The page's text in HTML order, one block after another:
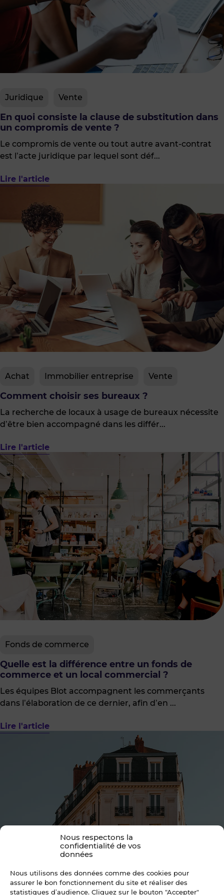
Nous respectons la
confidentialité de vos
données
Nous utilisons des données comme des cookies pour
assurer le bon fonctionnement du site et réaliser des
statistiques d’audience. Cliquez sur le bouton "Accepter"
Juridique Vente
En quoi consiste la clause de substitution dans
un compromis de vente ?
Le compromis de vente ou tout autre avant-contrat
est l’acte juridique par lequel sont déf...
Lire l'article
Achat Immobilier entreprise Vente
Comment choisir ses bureaux ?
La recherche de locaux à usage de bureaux nécessite
d’être bien accompagné dans les différ...
Lire l'article
Fonds de commerce
Quelle est la différence entre un fonds de
commerce et un local commercial ?
Les équipes Blot accompagnent les commerçants
dans l’élaboration de ce dernier, afin d’en ...
Lire l'article